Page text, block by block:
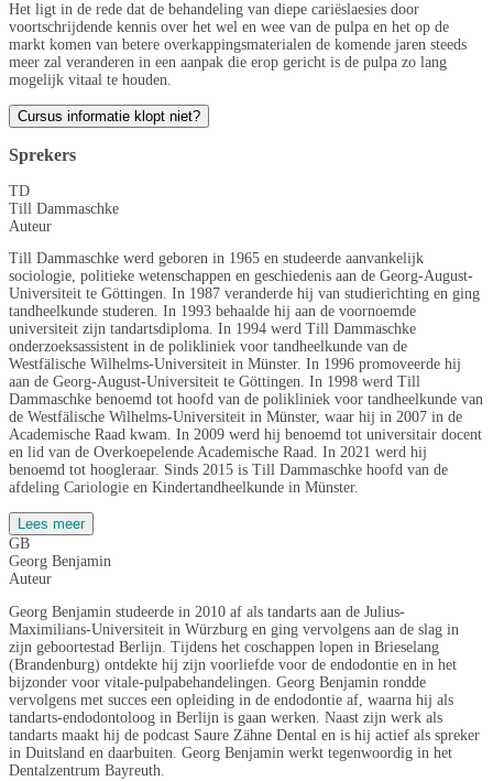
Het ligt in de rede dat de behandeling van diepe cariëslaesies door
voortschrijdende kennis over het wel en wee van de pulpa en het op de
markt komen van betere overkappingsmaterialen de komende jaren steeds
meer zal veranderen in een aanpak die erop gericht is de pulpa zo lang
mogelijk vitaal te houden.
Cursus informatie klopt niet?
Sprekers
TD
Till Dammaschke
Auteur
Till Dammaschke werd geboren in 1965 en studeerde aanvankelijk
sociologie, politieke wetenschappen en geschiedenis aan de Georg-August-
Universiteit te Göttingen. In 1987 veranderde hij van studierichting en ging
tandheelkunde studeren. In 1993 behaalde hij aan de voornoemde
universiteit zijn tandartsdiploma. In 1994 werd Till Dammaschke
onderzoeksassistent in de polikliniek voor tandheelkunde van de
Westfälische Wilhelms-Universiteit in Münster. In 1996 promoveerde hij
aan de Georg-August-Universiteit te Göttingen. In 1998 werd Till
Dammaschke benoemd tot hoofd van de polikliniek voor tandheelkunde van
de Westfälische Wilhelms-Universiteit in Münster, waar hij in 2007 in de
Academische Raad kwam. In 2009 werd hij benoemd tot universitair docent
en lid van de Overkoepelende Academische Raad. In 2021 werd hij
benoemd tot hoogleraar. Sinds 2015 is Till Dammaschke hoofd van de
afdeling Cariologie en Kindertandheelkunde in Münster.
Lees meer
GB
Georg Benjamin
Auteur
Georg Benjamin studeerde in 2010 af als tandarts aan de Julius-
Maximilians-Universiteit in Würzburg en ging vervolgens aan de slag in
zijn geboortestad Berlijn. Tijdens het coschappen lopen in Brieselang
(Brandenburg) ontdekte hij zijn voorliefde voor de endodontie en in het
bijzonder voor vitale-pulpabehandelingen. Georg Benjamin rondde
vervolgens met succes een opleiding in de endodontie af, waarna hij als
tandarts-endodontoloog in Berlijn is gaan werken. Naast zijn werk als
tandarts maakt hij de podcast Saure Zähne Dental en is hij actief als spreker
in Duitsland en daarbuiten. Georg Benjamin werkt tegenwoordig in het
Dentalzentrum Bayreuth.